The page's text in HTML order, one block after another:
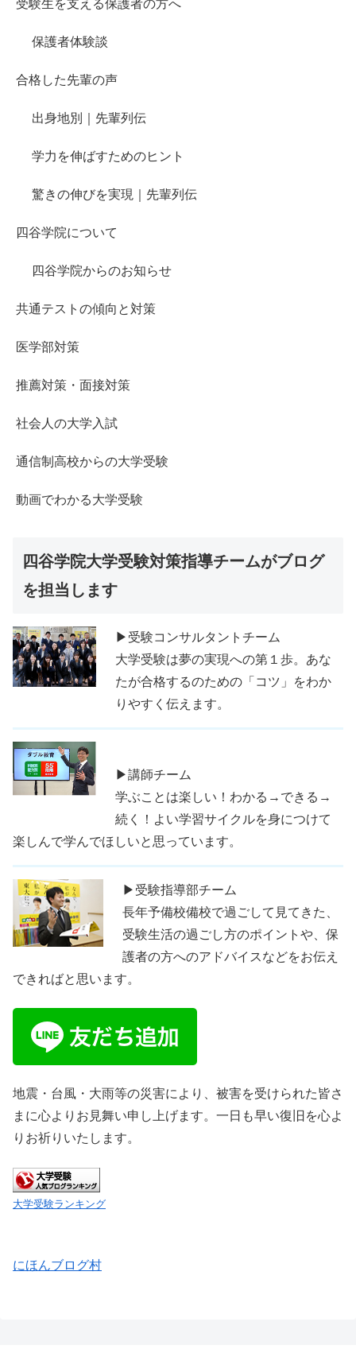
受験生を支える保護者の方へ
保護者体験談
合格した先輩の声
出身地別｜先輩列伝
学力を伸ばすためのヒント
驚きの伸びを実現｜先輩列伝
四谷学院について
四谷学院からのお知らせ
共通テストの傾向と対策
医学部対策
推薦対策・面接対策
社会人の大学入試
通信制高校からの大学受験
動画でわかる大学受験
四谷学院大学受験対策指導チームがブログ
を担当します
▶受験コンサルタントチーム
大学受験は夢の実現への第１歩。あな
たが合格するのための「コツ」をわか
りやすく伝えます。
▶講師チーム
学ぶことは楽しい！わかる→できる→
続く！よい学習サイクルを身につけて
楽しんで学んでほしいと思っています。
▶受験指導部チーム
長年予備校備校で過ごして見てきた、
受験生活の過ごし方のポイントや、保
護者の方へのアドバイスなどをお伝え
できればと思います。
地震・台風・大雨等の災害により、被害を受けられた皆さ
まに心よりお見舞い申し上げます。一日も早い復旧を心よ
りお祈りいたします。
大学受験ランキング
にほんブログ村